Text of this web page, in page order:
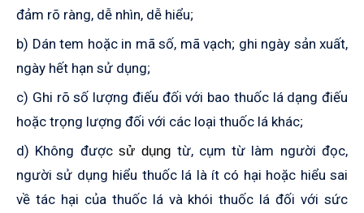
đảm rõ ràng, dễ nhìn, dễ hiểu;
b) Dán tem hoặc in mã số, mã vạch; ghi ngày sản xuất,
ngày hết hạn sử dụng;
c) Ghi rõ số lượng điếu đối với bao thuốc lá dạng điếu
hoặc trọng lượng đối với các loại thuốc lá khác;
d) Không được sử dụng từ, cụm từ làm người đọc,
người sử dụng hiểu thuốc lá là ít có hại hoặc hiểu sai
về tác hại của thuốc lá và khói thuốc lá đối với sức